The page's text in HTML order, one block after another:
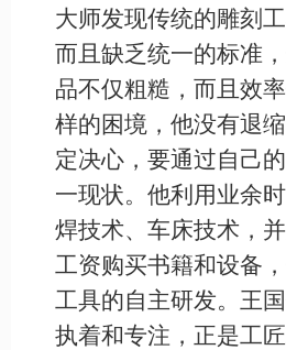
大师发现传统的雕刻
而且缺乏统一的标准
品不仅粗糙，而且效
样的困境，他没有退
定决心，要通过自己
一现状。他利用业余
焊技术、车床技术，
工资购买书籍和设备
工具的自主研发。王
执着和专注，正是工